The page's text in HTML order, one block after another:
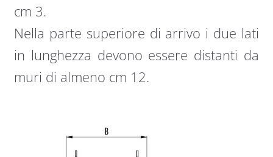
cm 3.
Nella parte superiore di arrivo i due lati
in lunghezza devono essere distanti da
muri di almeno cm 12.